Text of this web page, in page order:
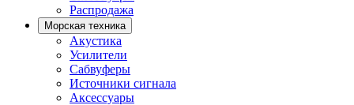
Распродажа
Морская техника
Акустика
Усилители
Сабвуферы
Источники сигнала
Аксессуары